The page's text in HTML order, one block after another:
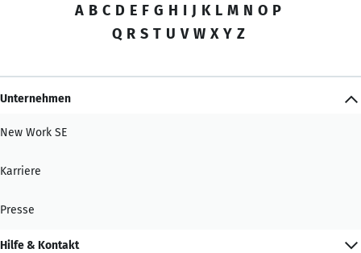
A B C D E F G H I J K L M N O P
Q R S T U V W X Y Z
Unternehmen
New Work SE
Karriere
Presse
Hilfe & Kontakt